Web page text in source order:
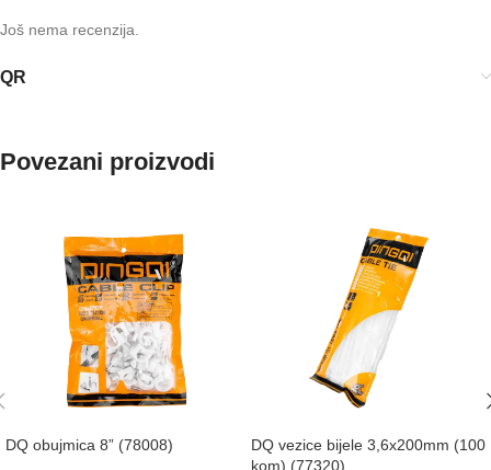
Još nema recenzija.
QR
Povezani proizvodi
DQ obujmica 8” (78008)
DQ vezice bijele 3,6x200mm (100
kom) (77320)